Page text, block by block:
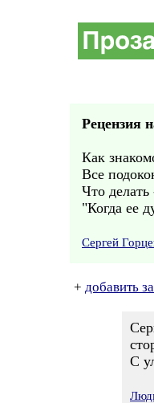
Рецензия
Как
Все
Что делать
"Когда ее
Сергей
+ добавить
С